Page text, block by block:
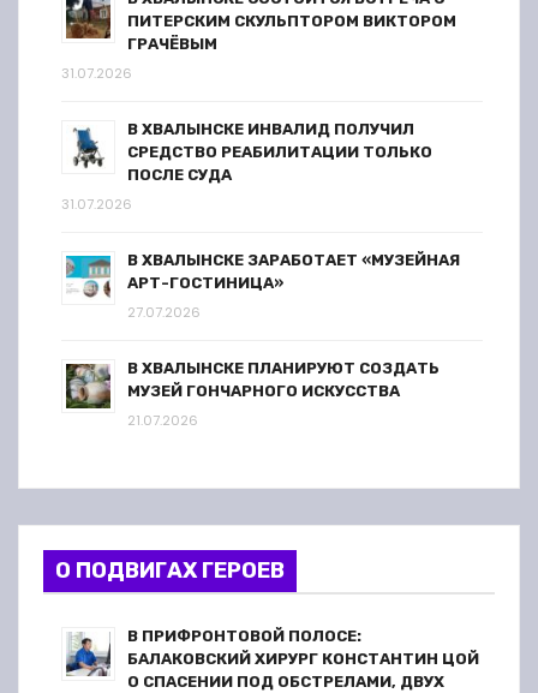
ПИТЕРСКИМ СКУЛЬПТОРОМ ВИКТОРОМ
ГРАЧЁВЫМ
31.07.2026
В ХВАЛЫНСКЕ ИНВАЛИД ПОЛУЧИЛ
СРЕДСТВО РЕАБИЛИТАЦИИ ТОЛЬКО
ПОСЛЕ СУДА
31.07.2026
В ХВАЛЫНСКЕ ЗАРАБОТАЕТ «МУЗЕЙНАЯ
АРТ-ГОСТИНИЦА»
27.07.2026
В ХВАЛЫНСКЕ ПЛАНИРУЮТ СОЗДАТЬ
МУЗЕЙ ГОНЧАРНОГО ИСКУССТВА
21.07.2026
О ПОДВИГАХ ГЕРОЕВ
В ПРИФРОНТОВОЙ ПОЛОСЕ:
БАЛАКОВСКИЙ ХИРУРГ КОНСТАНТИН ЦОЙ
О СПАСЕНИИ ПОД ОБСТРЕЛАМИ, ДВУХ